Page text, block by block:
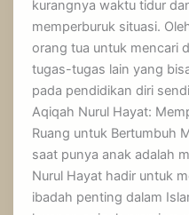
kurangnya waktu tidur
memperburuk situasi.
orang tua untuk mencari
tugas-tugas lain yang
pada pendidikan diri
Aqiqah Nurul Hayat:
Ruang untuk Bertumbuh
saat punya anak adalah
Nurul Hayat hadir untuk
ibadah penting dalam